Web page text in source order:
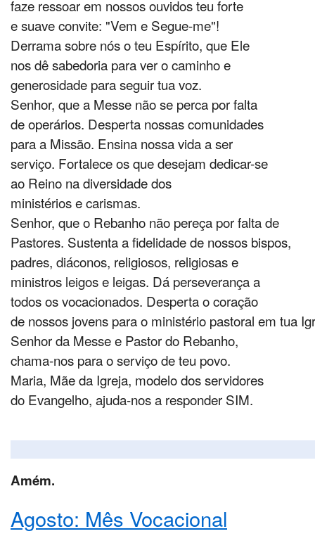
faze ressoar em nossos ouvidos teu forte
e suave convite: "Vem e Segue-me"!
Derrama sobre nós o teu Espírito, que Ele
nos dê sabedoria para ver o caminho e
generosidade para seguir tua voz.
Senhor, que a Messe não se perca por falta
de operários. Desperta nossas comunidades
para a Missão. Ensina nossa vida a ser
serviço. Fortalece os que desejam dedicar-se
ao Reino na diversidade dos
ministérios e carismas.
Senhor, que o Rebanho não pereça por falta de
Pastores. Sustenta a fidelidade de nossos bispos,
padres, diáconos, religiosos, religiosas e
ministros leigos e leigas. Dá perseverança a
todos os vocacionados. Desperta o coração
de nossos jovens para o ministério pastoral em tua
Senhor da Messe e Pastor do Rebanho,
chama-nos para o serviço de teu povo.
Maria, Mãe da Igreja, modelo dos servidores
do Evangelho, ajuda-nos a responder SIM.
Amém.
Agosto: Mês Vocacional